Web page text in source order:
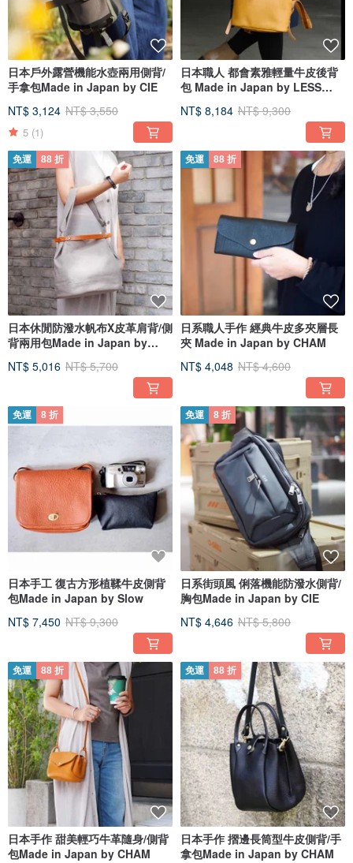
日本戶外露營機能水壺兩用側背/
手拿包Made in Japan by CIE
NT$ 3,124 NT$ 3,550
5 (1)
日本職人 都會素雅輕量牛皮後背
包 Made in Japan by LESS
NT$ 8,184 NT$ 9,300
免運 88 折
日本休閒防潑水帆布X皮革肩背/側
背兩用包Made in Japan by
NT$ 5,016 NT$ 5,700
免運 88 折
日系職人手作 經典牛皮多夾層長
夾 Made in Japan by CHAM
NT$ 4,048 NT$ 4,600
免運 8 折
日本手工 復古方形植鞣牛皮側背
包Made in Japan by Slow
NT$ 7,450 NT$ 9,300
免運 8 折
日系街頭風 俐落機能防潑水側背/
胸包Made in Japan by CIE
NT$ 4,646 NT$ 5,800
免運 88 折
日本手作 甜美輕巧牛革隨身/側背
包Made in Japan by CHAM
免運 88 折
日本手作 摺邊長筒型牛皮側背/手
拿包Made in Japan by CHAM